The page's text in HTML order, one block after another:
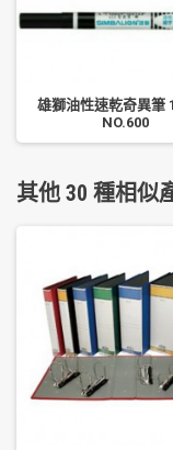
雄獅油性速乾奇異筆
NO.600
其他 30 種相似